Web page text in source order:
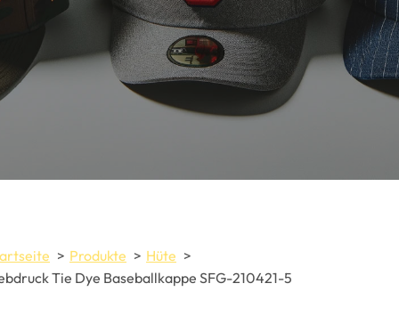
Produkte
Hüte
Tie Dye Baseballkappe SFG-210421-5